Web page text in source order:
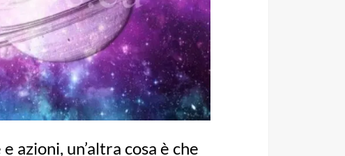
azioni, un’altra cosa è che